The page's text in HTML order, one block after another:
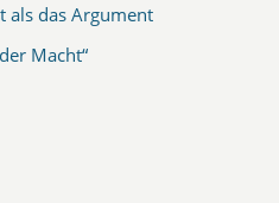
als das Argument
Macht“